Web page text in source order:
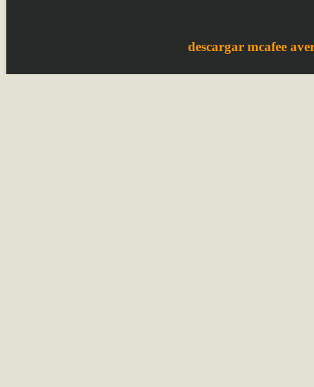
descargar mcafee